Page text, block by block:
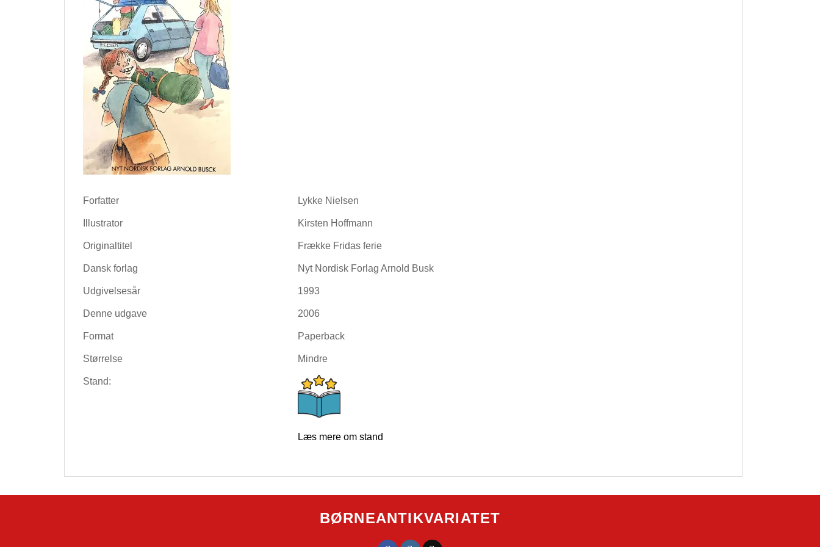
Forfatter Lykke Nielsen
Illustrator Kirsten Hoffmann
Originaltitel Frække Fridas ferie
Dansk forlag Nyt Nordisk Forlag Arnold Busk
Udgivelsesår 1993
Denne udgave 2006
Format Paperback
Størrelse Mindre
Stand:
Læs mere om stand
BØRNEANTIKVARIATET